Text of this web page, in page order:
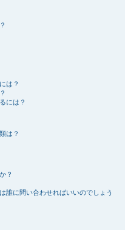
は？
には？
は？
？
誰に問い合わせればいいのでしょう